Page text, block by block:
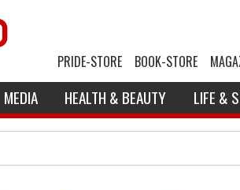
PRIDE-STORE BOOK-STORE
MEDIA HEALTH & BEAUTY LIFE &